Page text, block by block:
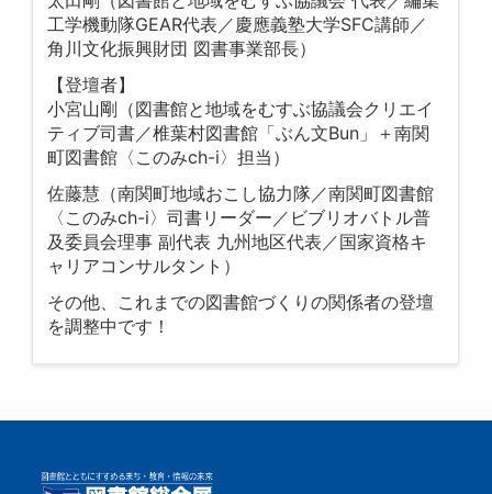
工学機動隊GEAR代表／慶應義塾大学SFC講師／
角川文化振興財団 図書事業部長）
【登壇者】
小宮山剛（図書館と地域をむすぶ協議会クリエイ
ティブ司書／椎葉村図書館「ぶん文Bun」＋南関
町図書館〈このみch-i〉担当）
佐藤慧（南関町地域おこし協力隊／南関町図書館
〈このみch-i〉司書リーダー／ビブリオバトル普
及委員会理事 副代表 九州地区代表／国家資格キ
ャリアコンサルタント）
その他、これまでの図書館づくりの関係者の登壇
を調整中です！